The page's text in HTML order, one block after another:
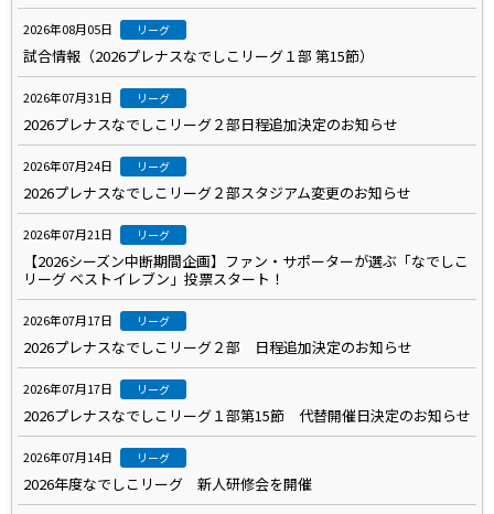
2026年08月05日 リーグ
試合情報（2026プレナスなでしこリーグ１部 第15節）
2026年07月31日 リーグ
2026プレナスなでしこリーグ２部日程追加決定のお知らせ
2026年07月24日 リーグ
2026プレナスなでしこリーグ２部スタジアム変更のお知らせ
2026年07月21日 リーグ
【2026シーズン中断期間企画】ファン・サポーターが選ぶ「なでしこ
リーグ ベストイレブン」投票スタート！
2026年07月17日 リーグ
2026プレナスなでしこリーグ２部 日程追加決定のお知らせ
2026年07月17日 リーグ
2026プレナスなでしこリーグ１部第15節 代替開催日決定のお知らせ
2026年07月14日 リーグ
2026年度なでしこリーグ 新人研修会を開催